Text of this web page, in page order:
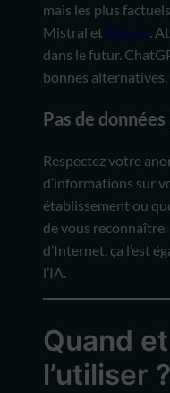
mais les plus
Mistral et Claude.
dans le futur.
bonnes alternatives.
Pas de
Respectez votre
d’informations sur
établissement ou
de vous reconnaître.
d’Internet, ça l’est
l’IA.
Quand
l’utiliser ?